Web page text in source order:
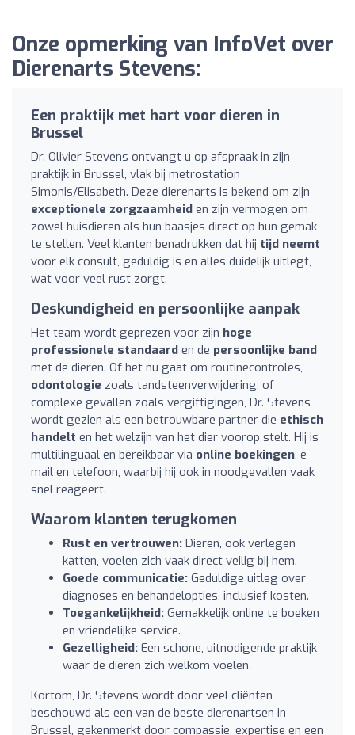
Onze opmerking van InfoVet over
Dierenarts Stevens:
Een praktijk met hart voor dieren in
Brussel
Dr. Olivier Stevens ontvangt u op afspraak in zijn
praktijk in Brussel, vlak bij metrostation
Simonis/Elisabeth. Deze dierenarts is bekend om zijn
exceptionele zorgzaamheid en zijn vermogen om
zowel huisdieren als hun baasjes direct op hun gemak
te stellen. Veel klanten benadrukken dat hij tijd neemt
voor elk consult, geduldig is en alles duidelijk uitlegt,
wat voor veel rust zorgt.
Deskundigheid en persoonlijke aanpak
Het team wordt geprezen voor zijn hoge
professionele standaard en de persoonlijke band
met de dieren. Of het nu gaat om routinecontroles,
odontologie zoals tandsteenverwijdering, of
complexe gevallen zoals vergiftigingen, Dr. Stevens
wordt gezien als een betrouwbare partner die ethisch
handelt en het welzijn van het dier voorop stelt. Hij is
multilinguaal en bereikbaar via online boekingen, e-
mail en telefoon, waarbij hij ook in noodgevallen vaak
snel reageert.
Waarom klanten terugkomen
Rust en vertrouwen: Dieren, ook verlegen
katten, voelen zich vaak direct veilig bij hem.
Goede communicatie: Geduldige uitleg over
diagnoses en behandelopties, inclusief kosten.
Toegankelijkheid: Gemakkelijk online te boeken
en vriendelijke service.
Gezelligheid: Een schone, uitnodigende praktijk
waar de dieren zich welkom voelen.
Kortom, Dr. Stevens wordt door veel cliënten
beschouwd als een van de beste dierenartsen in
Brussel, gekenmerkt door compassie, expertise en een